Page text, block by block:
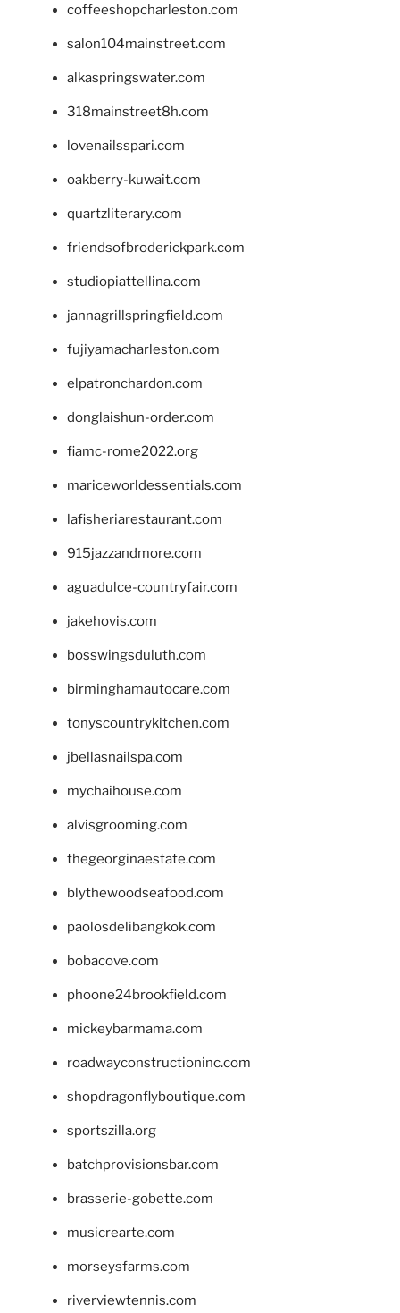
coffeeshopcharleston.com
salon104mainstreet.com
alkaspringswater.com
318mainstreet8h.com
lovenailsspari.com
oakberry-kuwait.com
quartzliterary.com
friendsofbroderickpark.com
studiopiattellina.com
jannagrillspringfield.com
fujiyamacharleston.com
elpatronchardon.com
donglaishun-order.com
fiamc-rome2022.org
mariceworldessentials.com
lafisheriarestaurant.com
915jazzandmore.com
aguadulce-countryfair.com
jakehovis.com
bosswingsduluth.com
birminghamautocare.com
tonyscountrykitchen.com
jbellasnailspa.com
mychaihouse.com
alvisgrooming.com
thegeorginaestate.com
blythewoodseafood.com
paolosdelibangkok.com
bobacove.com
phoone24brookfield.com
mickeybarmama.com
roadwayconstructioninc.com
shopdragonflyboutique.com
sportszilla.org
batchprovisionsbar.com
brasserie-gobette.com
musicrearte.com
morseysfarms.com
riverviewtennis.com